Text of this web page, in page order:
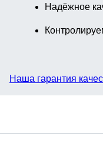
Надёжное
Наша гарантия